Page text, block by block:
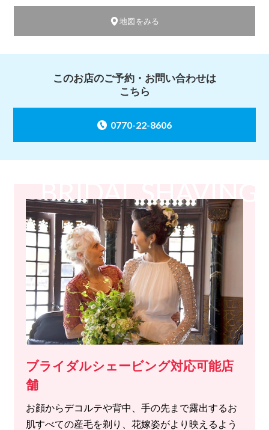
地図をみる
このお店のご予約・お問い合わせは
こちら
0770-22-8606
BRIDAL SHAVING
ブライダルシェービング対応可能店
舗
お顔からデコルテや背中、手の先まで露出するお
肌すべての産毛を剃り、花嫁姿がより映えるよう